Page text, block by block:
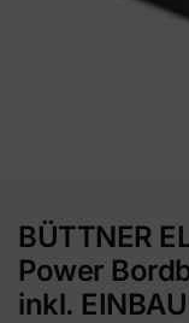
BÜTTNER
Power
inkl. EINBAU